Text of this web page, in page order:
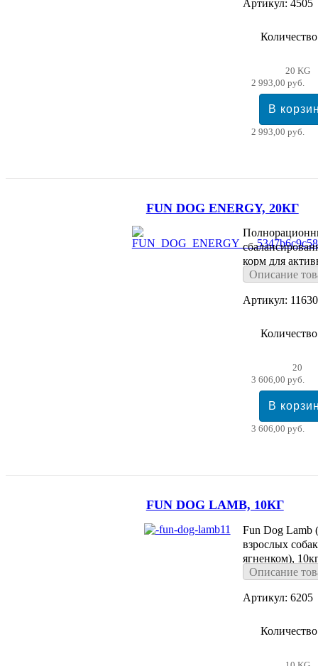
Артикул: 4505
20 KG
2 993,00 руб.
2 993,00 руб.
FUN DOG ENERGY, 20КГ
корм для
собак.
Описание
Артикул:
20
3 606,00 руб.
3 606,00 руб.
FUN DOG LAMB, 10КГ
Fun Dog Lamb
взрослых
ягненком),
Описание
Артикул: 6205